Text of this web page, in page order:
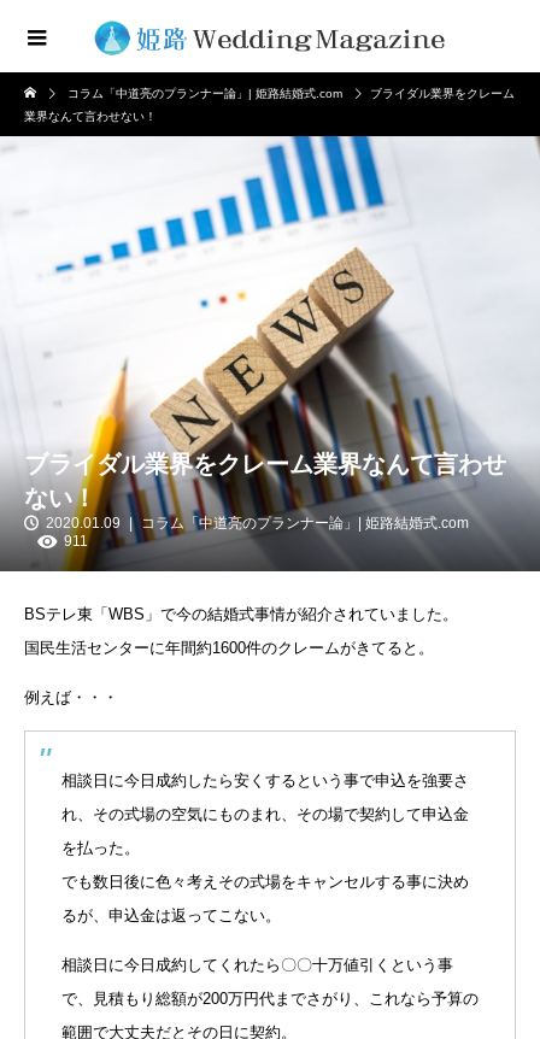
コラム「中道亮のプランナー論」| 姫路結婚式.com
ブライダル業界をクレーム
業界なんて言わせない！
ブライダル業界をクレーム業界なんて言わせ
ない！
2020.01.09
コラム「中道亮のプランナー論」| 姫路結婚式.com
911
BSテレ東「WBS」で今の結婚式事情が紹介されていました。
国民生活センターに年間約1600件のクレームがきてると。
例えば・・・
相談日に今日成約したら安くするという事で申込を強要さ
れ、その式場の空気にものまれ、その場で契約して申込金
を払った。
でも数日後に色々考えその式場をキャンセルする事に決め
るが、申込金は返ってこない。
相談日に今日成約してくれたら〇〇十万値引くという事
で、見積もり総額が200万円代までさがり、これなら予算の
範囲で大丈夫だとその日に契約。